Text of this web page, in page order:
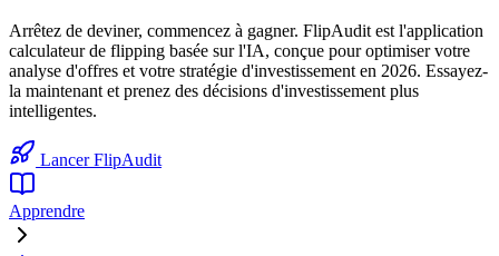
Arrêtez de deviner, commencez à gagner. FlipAudit est l'application
calculateur de flipping basée sur l'IA, conçue pour optimiser votre
analyse d'offres et votre stratégie d'investissement en 2026. Essayez-
la maintenant et prenez des décisions d'investissement plus
intelligentes.
Lancer FlipAudit
Apprendre